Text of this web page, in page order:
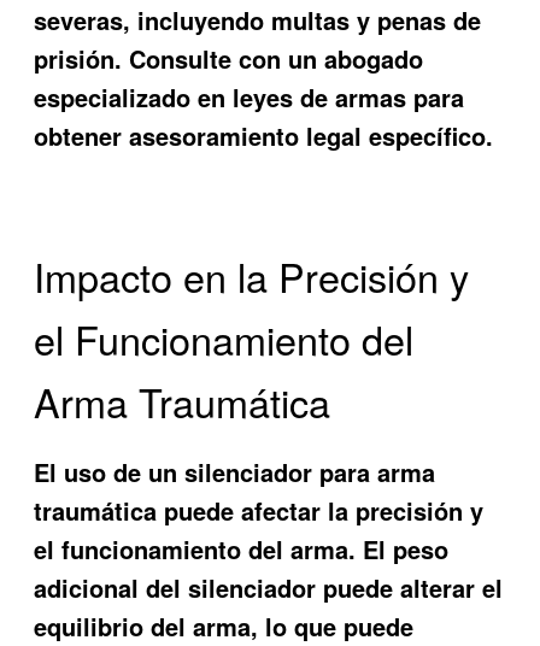
severas, incluyendo multas y penas de
prisión. Consulte con un abogado
especializado en leyes de armas para
obtener asesoramiento legal específico.
Impacto en la Precisión y
el Funcionamiento del
Arma Traumática
El uso de un silenciador para arma
traumática puede afectar la precisión y
el funcionamiento del arma. El peso
adicional del silenciador puede alterar el
equilibrio del arma, lo que puede